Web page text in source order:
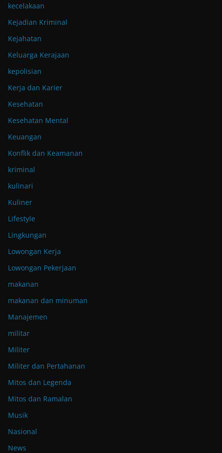
kecelakaan
Kejadian Kriminal
Kejahatan
Keluarga Kerajaan
kepolisian
Kerja dan Karier
Kesehatan
Kesehatan Mental
Keuangan
Konflik dan Keamanan
kriminal
kulinari
Kuliner
Lifestyle
Lingkungan
Lowongan Kerja
Lowongan Pekerjaan
makanan
makanan dan minuman
Manajemen
militar
Militer
Militer dan Pertahanan
Mitos dan Legenda
Mitos dan Ramalan
Musik
Nasional
News